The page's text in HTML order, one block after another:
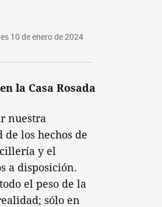
10 de enero de 2024
la Casa Rosada
nuestra
los hechos de
y el
a disposición.
el peso de la
sólo en